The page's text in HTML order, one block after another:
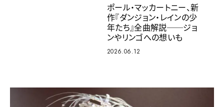
ポール・マッカートニー、新
作『ダンジョン・レインの少
年たち』全曲解説──ジョ
ンやリンゴへの想いも
2026.06.12